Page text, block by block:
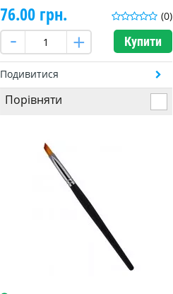
(0)
76.00 грн.
Купити
Подивитися
Порівняти